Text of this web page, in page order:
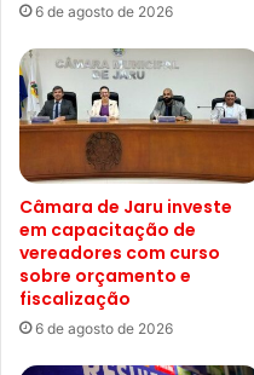
6 de agosto de 2026
Câmara de Jaru investe
em capacitação de
vereadores com curso
sobre orçamento e
fiscalização
6 de agosto de 2026